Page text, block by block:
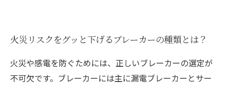
火災リスクをグッと下げるブレーカーの種類とは？
火災や感電を防ぐためには、正しいブレーカーの選定が
不可欠です。ブレーカーには主に漏電ブレーカーとサー